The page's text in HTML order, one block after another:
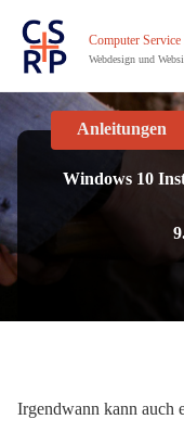
Computer
Webdesign und
Windows 10
Anleitungen
Irgendwann kann auch